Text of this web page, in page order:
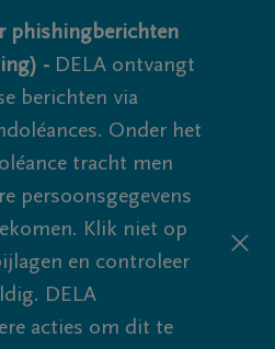
phishingberichten
- DELA ontvangt
berichten via
Onder het
tracht men
persoonsgegevens
Klik niet op
en controleer
DELA
acties om dit te